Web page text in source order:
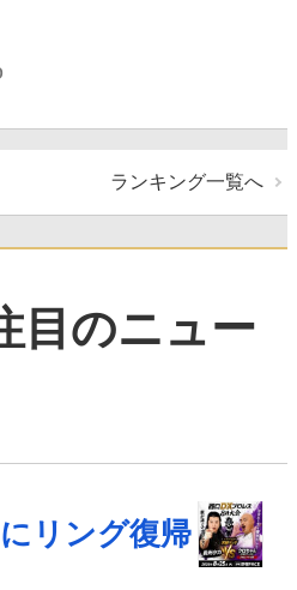
ランキング一覧へ
目のニュー
リング復帰